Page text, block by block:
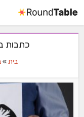
כתבות
בית»